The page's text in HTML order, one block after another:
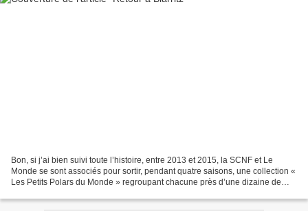
Bon, si j’ai bien suivi toute l’histoire, entre 2013 et 2015, la SCNF et Le
Monde se sont associés pour sortir, pendant quatre saisons, une collection «
Les Petits Polars du Monde » regroupant chacune près d’une dizaine de